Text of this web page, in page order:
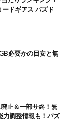
ードギアス パズド
必要かの目安と無
止＆一部サ終！無
力調整情報も！パズ